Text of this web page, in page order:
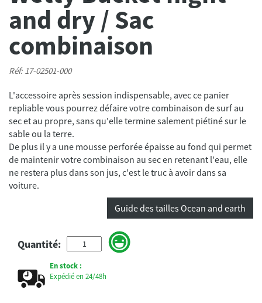
and dry / Sac
combinaison
Réf: 17-02501-000
L'accessoire après session indispensable, avec ce panier
repliable vous pourrez défaire votre combinaison de surf au
sec et au propre, sans qu'elle termine salement piétiné sur le
sable ou la terre.
De plus il y a une mousse perforée épaisse au fond qui permet
de maintenir votre combinaison au sec en retenant l'eau, elle
ne restera plus dans son jus, c'est le truc à avoir dans sa
voiture.
Guide des tailles Ocean and earth
Quantité:
En stock :
Expédié en 24/48h